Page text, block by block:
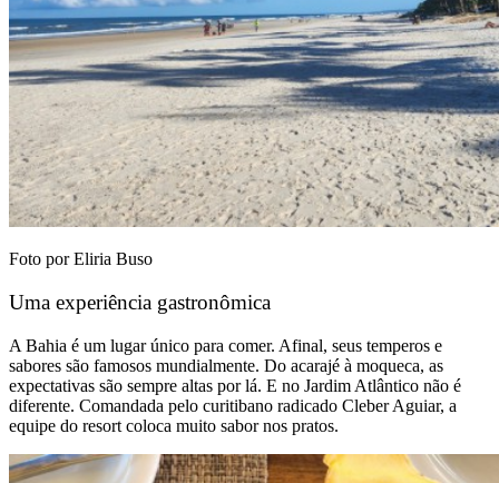
Foto por Eliria Buso
Uma experiência gastronômica
A Bahia é um lugar único para comer. Afinal, seus temperos e
sabores são famosos mundialmente. Do acarajé à moqueca, as
expectativas são sempre altas por lá. E no Jardim Atlântico não é
diferente. Comandada pelo curitibano radicado Cleber Aguiar, a
equipe do resort coloca muito sabor nos pratos.